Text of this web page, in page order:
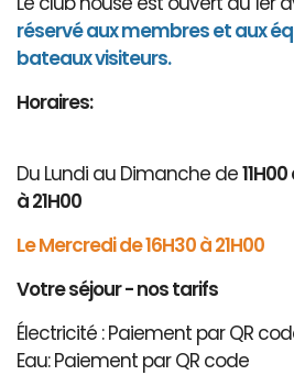
réservé aux membres et aux
bateaux visiteurs.
Horaires:
Du Lundi au Dimanche de
à 21H00
Le Mercredi de 16H30 à 21H00
Votre séjour - nos tarifs
Électricité : Paiement par QR
Eau: Paiement par QR code